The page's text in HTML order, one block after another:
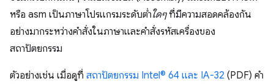
หรือ asm เป็นภาษาโปรแกรมระดับต่ำใดๆที่มีความสอดคล้องกัน
อย่างมากระหว่างคำสั่งในภาษาและคำสั่งรหัสเครื่องของ
สถาปัตยกรรม
ตัวอย่างเช่น เมื่อดูที่ สถาปัตยกรรม Intel® 64 และ IA-32 (PDF) คำ